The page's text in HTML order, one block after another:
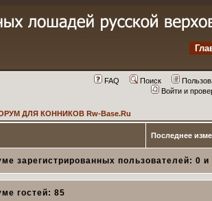
FAQ Поиск
Войти и
ДЛЯ КОННИКОВ Rw-Base.Ru
Последнее
зарегистрированных пользователей: 0
гостей: 85